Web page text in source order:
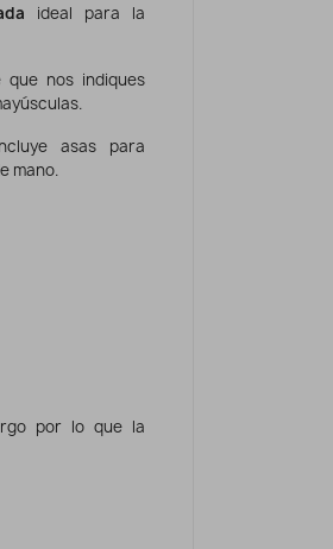
ideal para la
que nos indiques
asas para
mano.
por lo que la